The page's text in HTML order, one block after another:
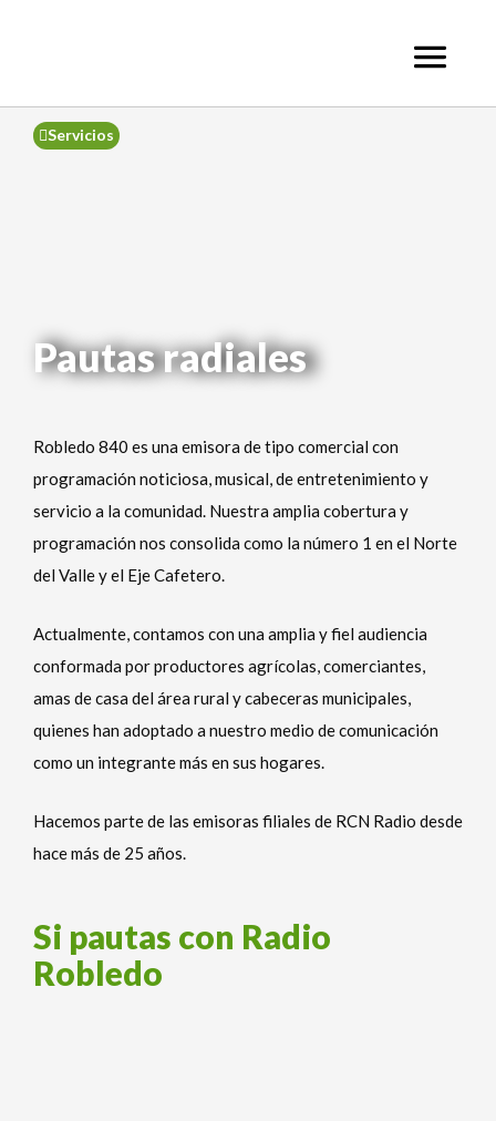
Servicios
Pautas radiales
Robledo 840 es una emisora de tipo comercial con
programación noticiosa, musical, de entretenimiento y
servicio a la comunidad. Nuestra amplia cobertura y
programación nos consolida como la número 1 en el Norte
del Valle y el Eje Cafetero.
Actualmente, contamos con una amplia y fiel audiencia
conformada por productores agrícolas, comerciantes,
amas de casa del área rural y cabeceras municipales,
quienes han adoptado a nuestro medio de comunicación
como un integrante más en sus hogares.
Hacemos parte de las emisoras filiales de RCN Radio desde
hace más de 25 años.
Si pautas con Radio
Robledo